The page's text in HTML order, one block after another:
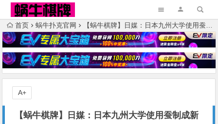
首页 蜗牛扑克官网 【蜗牛棋牌】日媒：日本九州大学使用蚕制成新冠疫苗候选蛋白质
【蜗牛棋牌】日媒：日本九州大学使用蚕制成新
A+